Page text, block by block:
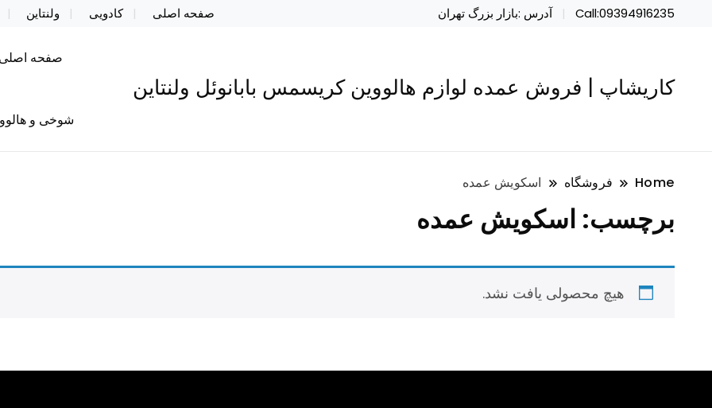
Call:09394916235 آدرس :بازار بزرگ تهران صفحه اصلی کادویی ولنتاین
کاریشاپ | فروش عمده لوازم هالووین کریسمس بابانوئل ولنتاین
صفحه
شوخی و
Home فروشگاه اسکویش عمده
برچسب: اسکویش عمده
هیچ محصولی یافت نشد.